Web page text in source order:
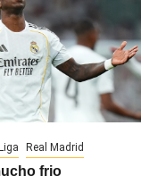
Real Madrid
frio